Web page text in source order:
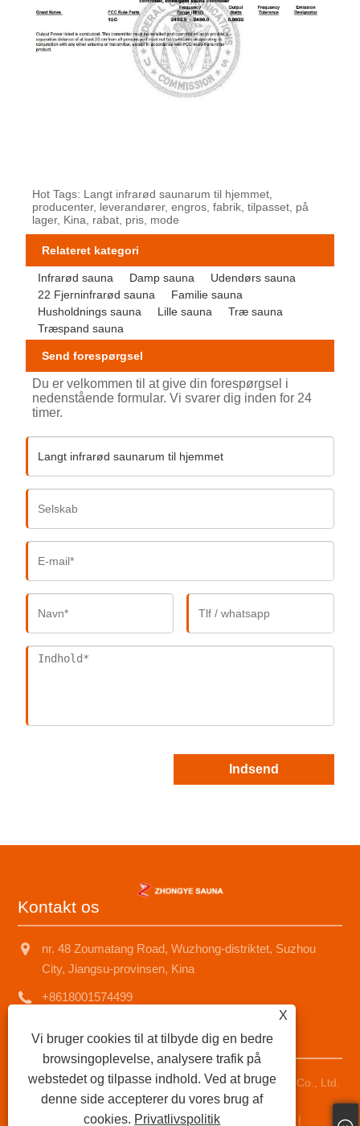
Hot Tags: Langt infrarød saunarum til hjemmet,
producenter, leverandører, engros, fabrik, tilpasset, på
lager, Kina, rabat, pris, mode
Relateret kategori
Infrarød sauna Damp sauna
Udendørs sauna
22 Fjerninfrarød sauna
Familie sauna
Husholdnings sauna
Lille sauna
Træ sauna
Træspand sauna
Send forespørgsel
Du er velkommen til at give din forespørgsel i
nedenstående formular. Vi svarer dig inden for 24
timer.
Indsend
Kontakt os
nr. 48 Zoumatang Road, Wuzhong-distriktet, Suzhou
City, Jiangsu-provinsen, Kina
+8618001574499
Copyright © 2025 Suzhou Zhongye Sauna Equipment Co., Ltd.
Alle rettigheder forbeholdes.
|Sitemap|RSS|XML| |
X
Vi bruger cookies til at tilbyde dig en bedre
browsingoplevelse, analysere trafik på
webstedet og tilpasse indhold. Ved at bruge
denne side accepterer du vores brug af
cookies. Privatlivspolitik